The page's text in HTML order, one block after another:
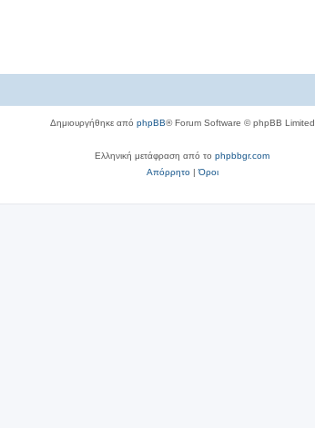
Δημιουργήθηκε από phpBB® Forum Software © phpBB Limited
Ελληνική μετάφραση από το phpbbgr.com
Απόρρητο|Όροι